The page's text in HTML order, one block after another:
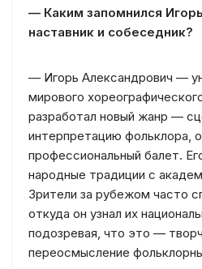
— Каким запомнился
наставник и собеседник?
— Игорь Александрович —
мирового
разработал новый жанр —
интерпретацию фольклора,
профессиональный балет.
народные традиции с
Зрители за рубежом часто
откуда он узнал их
подозревая, что это —
переосмысление